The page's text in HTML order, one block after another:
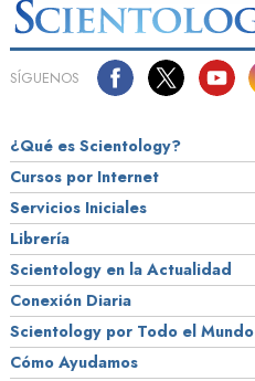
SÍGUENOS
¿Qué es Scientology?
Cursos por Internet
Servicios Iniciales
Librería
Scientology en la Actualidad
Conexión Diaria
Scientology por Todo el Mundo
Cómo Ayudamos